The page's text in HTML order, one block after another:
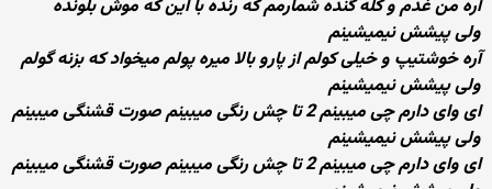
آره من غدم و كله گنده شمارمم كه رنده با این كه موش بلونده
ولی پیشش نیمیشینم
آره خوشتیپ و خیلی كولم از پارو بالا میره پولم میخواد كه بزنه گولم
ولی پیشش نیمیشینم
ای وای دارم چی میبینم 2 تا چش رنگی میبینم صورت قشنگی میبینم
ولی پیشش نیمیشینم
ای وای دارم چی میبینم 2 تا چش رنگی میبینم صورت قشنگی میبینم